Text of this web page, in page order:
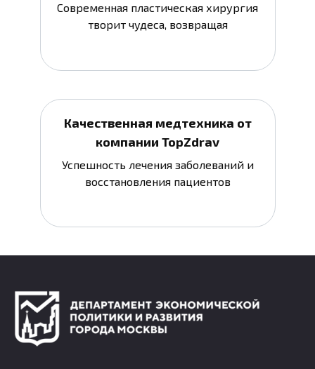
Современная пластическая хирургия
творит чудеса, возвращая
Качественная медтехника от
компании TopZdrav
Успешность лечения заболеваний и
восстановления пациентов